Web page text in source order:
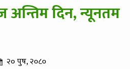
दिन, न्यूनतम
२० पुष, २०८०